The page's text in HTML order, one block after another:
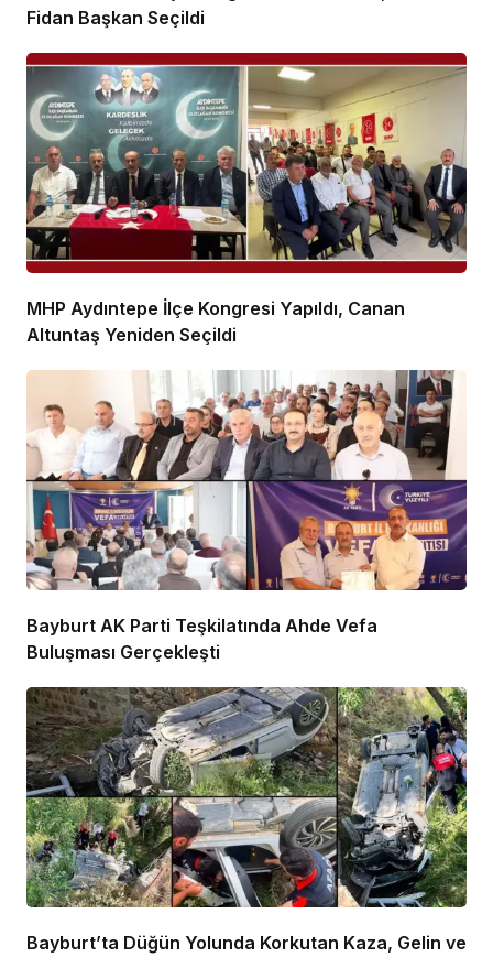
Fidan Başkan Seçildi
MHP Aydıntepe İlçe Kongresi Yapıldı, Canan
Altuntaş Yeniden Seçildi
Bayburt AK Parti Teşkilatında Ahde Vefa
Buluşması Gerçekleşti
Bayburt’ta Düğün Yolunda Korkutan Kaza, Gelin ve